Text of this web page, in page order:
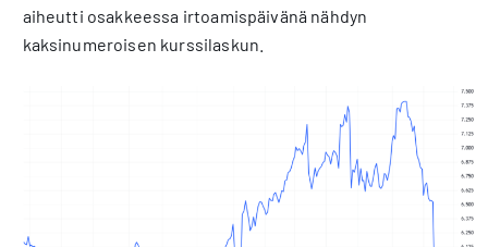
aiheutti osakkeessa irtoamispäivänä nähdyn
kaksinumeroisen kurssilaskun.